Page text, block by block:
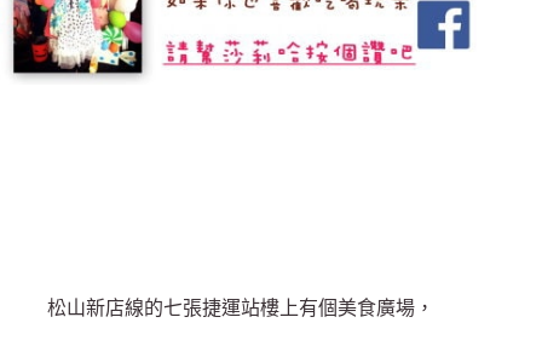
松山新店線的七張捷運站樓上有個美食廣場，